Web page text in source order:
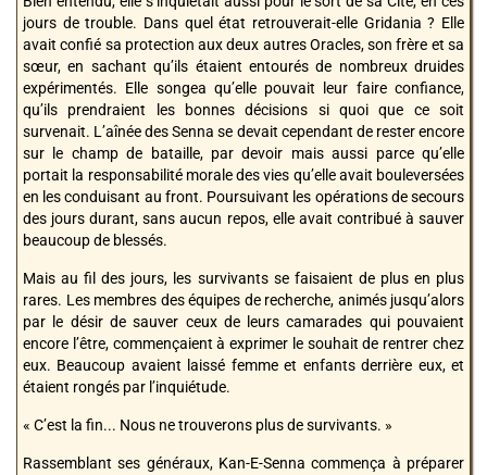
jours de trouble. Dans quel état retrouverait-elle Gridania ? Elle
avait confié sa protection aux deux autres Oracles, son frère et sa
sœur, en sachant qu’ils étaient entourés de nombreux druides
expérimentés. Elle songea qu’elle pouvait leur faire confiance,
qu’ils prendraient les bonnes décisions si quoi que ce soit
survenait. L’aînée des Senna se devait cependant de rester encore
sur le champ de bataille, par devoir mais aussi parce qu’elle
portait la responsabilité morale des vies qu’elle avait bouleversées
en les conduisant au front. Poursuivant les opérations de secours
des jours durant, sans aucun repos, elle avait contribué à sauver
beaucoup de blessés.
Mais au fil des jours, les survivants se faisaient de plus en plus
rares. Les membres des équipes de recherche, animés jusqu’alors
par le désir de sauver ceux de leurs camarades qui pouvaient
encore l’être, commençaient à exprimer le souhait de rentrer chez
eux. Beaucoup avaient laissé femme et enfants derrière eux, et
étaient rongés par l’inquiétude.
« C’est la fin... Nous ne trouverons plus de survivants. »
Rassemblant ses généraux, Kan-E-Senna commença à préparer